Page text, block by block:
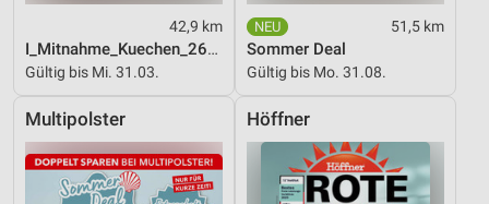
42,9 km
I_Mitnahme_Kuechen_26_ES
Gültig bis Mi. 31.03.
51,5 km
Sommer Deal
Gültig bis Mo. 31.08.
Multipolster Höffner